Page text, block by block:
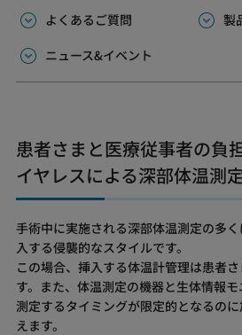
よくあるご質問
製
ニュース&イベント
患者さまと医療従事者の負
イヤレスによる深部体温測
手術中に実施される深部体温測定の多
入する侵襲的なスタイルです。
この場合、挿入する体温計管理は患者
す。また、体温測定の機器と生体情報モ
測定するタイミングが限定的となるの
えます。